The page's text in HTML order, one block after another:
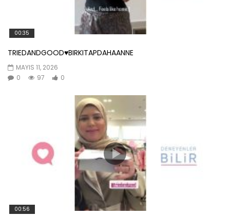
00:35
TRIEDANDGOOD♥️BIRKITAPDAHAANNE
MAYIS 11, 2026
0
97 0
00:56